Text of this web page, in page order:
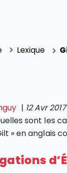
Lexique
| 12 Avr 2017
sont les
» en anglais